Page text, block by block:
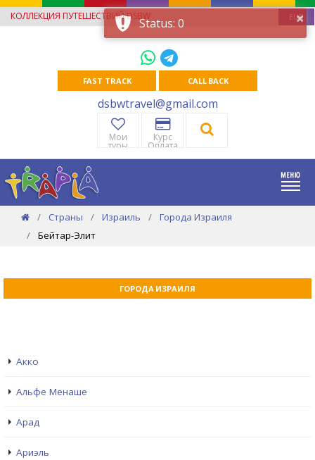
КОЛЛЕКЦИЯ ПУТЕШЕСТВИЙ DSBW EUR
FAST TRACK CALL BACK
dsbwtravel@gmail.com
Мои
туры
Курс
Оплата
Страны Израиль
Города Израиля
Бейтар-Элит
ГОРОДА ИЗРАИЛЯ
Акко
Альфе Менаше
Арад
Ариэль
×
Status: 0